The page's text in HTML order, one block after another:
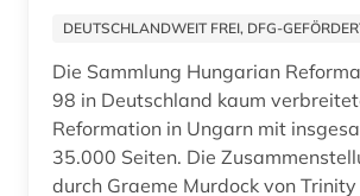
dante <alighieri> (1)
datenanalyse (1)
DEUTSCHLANDWEIT FREI, DFG-
Die Sammlung Hungarian
98 in Deutschland kaum
Reformation in Ungarn mit
35.000 Seiten. Die
durch Graeme Murdock von Trinity